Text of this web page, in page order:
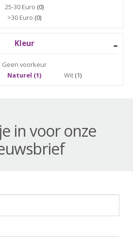
25-30 Euro (0)
>30 Euro (0)
Kleur
Geen voorkeur
Naturel (1) Wit (1)
in voor onze